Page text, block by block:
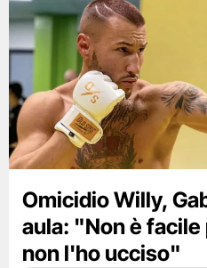
Omicidio Willy,
aula: "Non è facile
non l'ho ucciso"